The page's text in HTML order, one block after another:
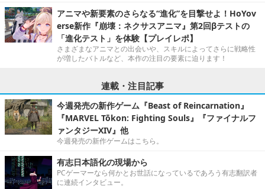
アニマや新要素のさらなる“進化”を目撃せよ！HoYov
erse新作『崩壊：ネクサスアニマ』第2回βテストの
「進化テスト」を体験【プレイレポ】
さまざまなアニマとの出会いや、スキルによってさらに戦略性
が増したバトルなど、本作の注目の要素に迫ります！
連載・注目記事
今週発売の新作ゲーム『Beast of Reincarnation』
『MARVEL Tōkon: Fighting Souls』『ファイナルフ
ァンタジーXIV』他
今週発売の新作ゲームはこちら。
有志日本語化の現場から
PCゲーマーなら何かとお世話になっているであろう有志翻訳者
に連続インタビュー。